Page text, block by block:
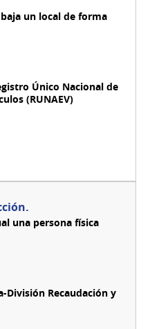
un local de forma
Único Nacional de
(RUNAEV)
una persona física
División Recaudación y